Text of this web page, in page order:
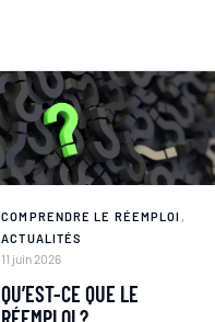
COMPRENDRE LE RÉEMPLOI ,
ACTUALITÉS
11 juin 2026
QU’EST-CE QUE LE